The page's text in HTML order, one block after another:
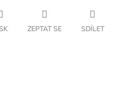
ZEPTAT SE SDÍLET